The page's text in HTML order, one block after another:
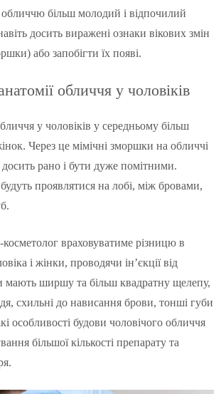
більш молодий і відпочилий
досить виражені ознаки вікових змін
або запобігти їх появі.
обличчя у чоловіків
у чоловіків у середньому більш
Через це мімічні зморшки на обличчі
досить рано і бути дуже помітними.
проявлятися на лобі, між бровами,
косметолог враховуватиме різницю в
і жінки, проводячи ін’єкції від
мають ширшу та більш квадратну щелепу,
схильні до нависання брови, тонші губи
особливості будови чоловічого обличчя
більшої кількості препарату та